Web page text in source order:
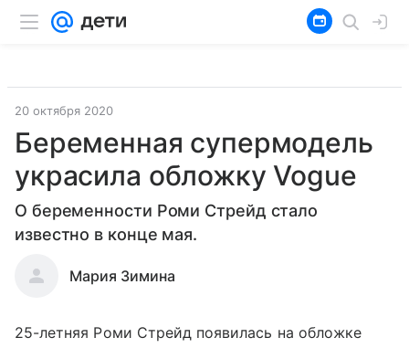
20 октября 2020
Беременная супермодель
украсила обложку Vogue
О беременности Роми Стрейд стало
известно в конце мая.
Мария Зимина
25-летняя Роми Стрейд появилась на обложке